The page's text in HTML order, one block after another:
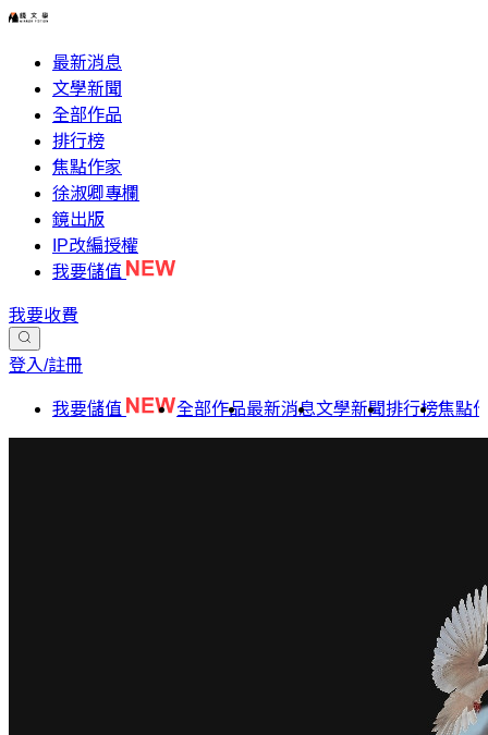
最新消息
文學新聞
全部作品
排行榜
焦點作家
徐淑卿專欄
鏡出版
IP改編授權
我要儲值
我要收費
登入/註冊
我要儲值 全部作品最新消息文學新聞排行榜焦點